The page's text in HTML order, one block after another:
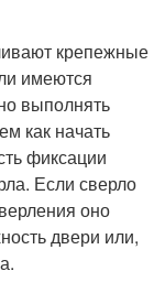
крепежные
имеются
выполнять
как начать
фиксации
Если сверло
оно
двери или,